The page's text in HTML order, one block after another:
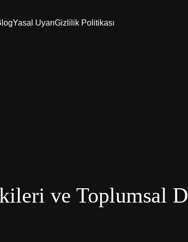
Yasal UyarıGizlilik Politikası
ve Toplumsal